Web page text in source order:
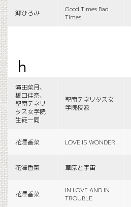
郷ひろみ
Good Times Bad
Times
h
濱田菜月、
橋口佳奈、
聖南テネリ
タス女学院
生徒一同
聖南テネリタス女
学院校歌
花澤香菜 LOVE IS WONDER
花澤香菜 草原と宇宙
花澤香菜
IN LOVE AND IN
TROUBLE